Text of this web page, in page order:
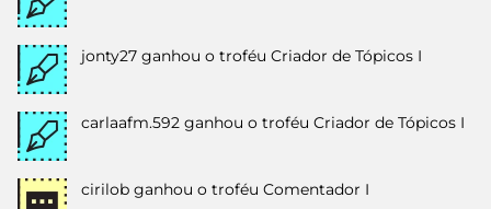
jonty27 ganhou o troféu Criador de Tópicos I
carlaafm.592 ganhou o troféu Criador de Tópicos I
cirilob ganhou o troféu Comentador I